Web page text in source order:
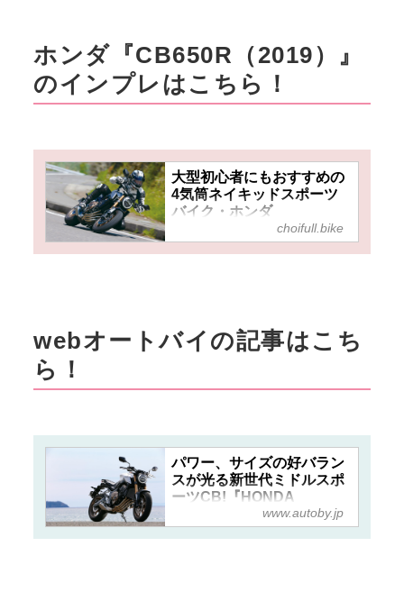
ホンダ『CB650R（2019）』
のインプレはこちら！
大型初心者にもおすすめの
4気筒ネイキッドスポーツ
バイク・ホンダ
『CB650R』は2019年モデ
ルでもバランスが良く扱い
choifull.bike
webオートバイの記事はこち
ら！
パワー、サイズの好バラン
スが光る新世代ミドルスポ
ーツCB!『HONDA
CB650R』（2019年）【試
乗インプレ・車両解説】 -
www.autoby.jp